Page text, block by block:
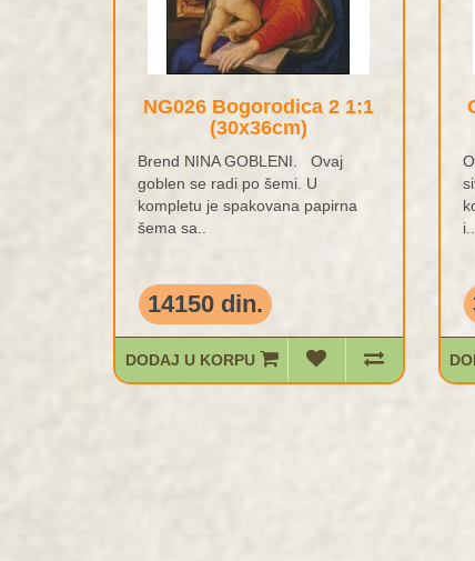
NG026 Bogorodica 2 1:1
(30x36cm)
Brend NINA GOBLENI. Ovaj
goblen se radi po šemi. U
kompletu je spakovana papirna
šema sa..
14150 din.
DODAJ U KORPU
i..